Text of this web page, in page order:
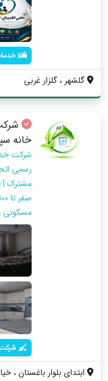
گلشهر ، گلزار غربی
خانه
شرکت
مشترک |
مسکونی
ابتدای بلوار باغستان ،